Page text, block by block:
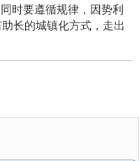
时要遵循规律，因势利
长的城镇化方式，走出